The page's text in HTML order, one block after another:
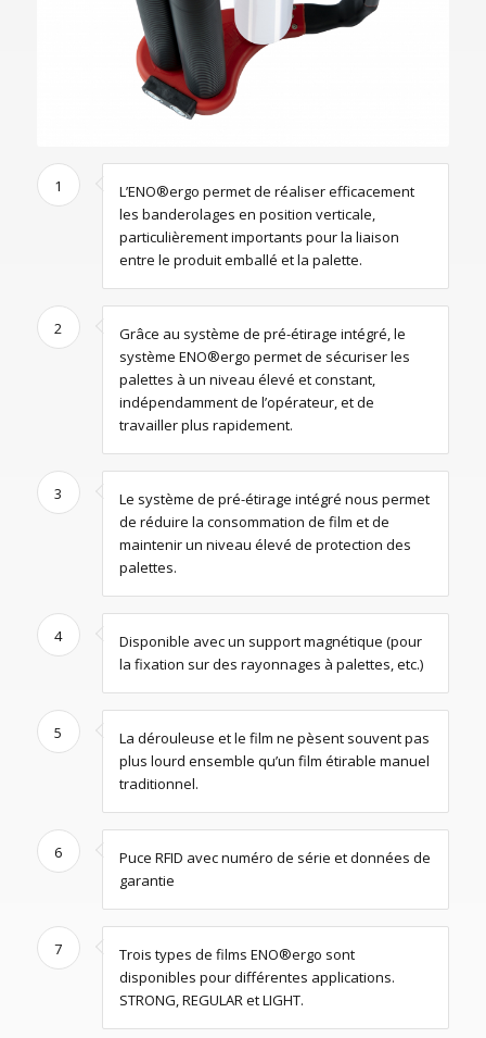
1
L’ENO®ergo permet de réaliser efficacement
les banderolages en position verticale,
particulièrement importants pour la liaison
entre le produit emballé et la palette.
2
Grâce au système de pré-étirage intégré, le
système ENO®ergo permet de sécuriser les
palettes à un niveau élevé et constant,
indépendamment de l’opérateur, et de
travailler plus rapidement.
3
Le système de pré-étirage intégré nous permet
de réduire la consommation de film et de
maintenir un niveau élevé de protection des
palettes.
4
Disponible avec un support magnétique (pour
la fixation sur des rayonnages à palettes, etc.)
5
La dérouleuse et le film ne pèsent souvent pas
plus lourd ensemble qu’un film étirable manuel
traditionnel.
6
Puce RFID avec numéro de série et données de
garantie
7
Trois types de films ENO®ergo sont
disponibles pour différentes applications.
STRONG, REGULAR et LIGHT.